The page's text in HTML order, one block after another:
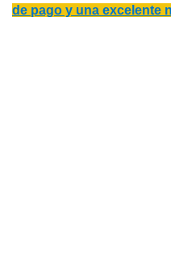
de pago y una excelente